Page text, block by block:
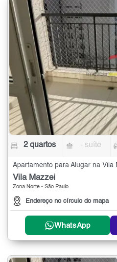
2 quartos - suíte
Apartamento para Alugar na Vila
Vila Mazzei
Zona Norte - São Paulo
Endereço no círculo do mapa
WhatsApp